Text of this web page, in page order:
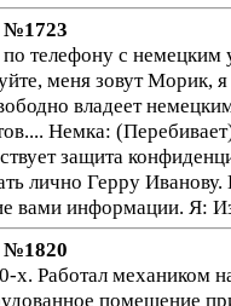
№1723
по телефону с
меня зовут Морик,
владеет
Немка:
защита
лично Герру Иванову.
вами информации. Я:
№1820
х. Работал механиком
помещение